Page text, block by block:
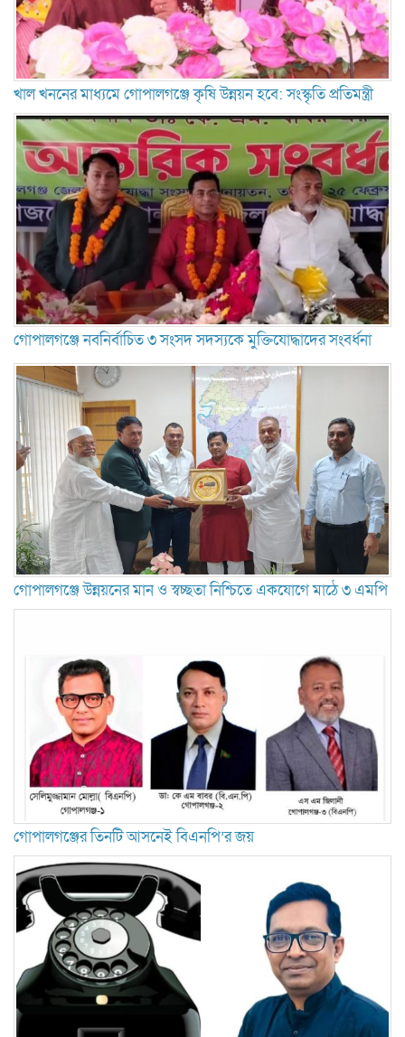
খাল খননের মাধ্যমে গোপালগঞ্জে কৃষি উন্নয়ন হবে: সংস্কৃতি প্রতিমন্ত্রী
গোপালগঞ্জে নবনির্বাচিত ৩ সংসদ সদস্যকে মুক্তিযোদ্ধাদের সংবর্ধনা
গোপালগঞ্জে উন্নয়নের মান ও স্বচ্ছতা নিশ্চিতে একযোগে মাঠে ৩ এমপি
গোপালগঞ্জের তিনটি আসনেই বিএনপি’র জয়